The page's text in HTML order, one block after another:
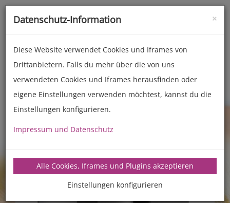
Toggle
×
Datenschutz-Information
Diese Website verwendet Cookies und Iframes von
Drittanbietern. Falls du mehr über die von uns
verwendeten Cookies und Iframes herausfinden oder
eigene Einstellungen verwenden möchtest, kannst du die
Einstellungen konfigurieren.
Impressum und Datenschutz
Alle Cookies, Iframes und Plugins akzeptieren
Einstellungen konfigurieren